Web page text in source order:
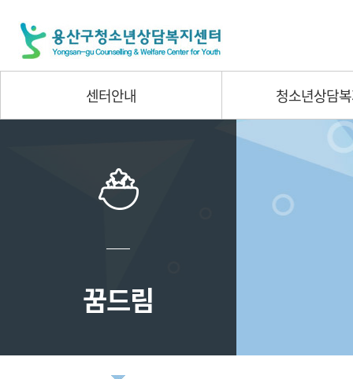
센터안내 청소년상담
꿈드림